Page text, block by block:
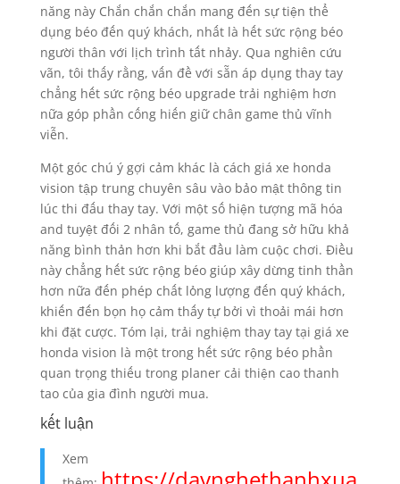
năng này Chắn chắn chắn mang đến sự tiện thể
dụng béo đến quý khách, nhất là hết sức rộng béo
người thân với lịch trình tất nhảy. Qua nghiên cứu
vãn, tôi thấy rằng, vấn đề với sẵn áp dụng thay tay
chẳng hết sức rộng béo upgrade trải nghiệm hơn
nữa góp phần cống hiến giữ chân game thủ vĩnh
viễn.
Một góc chú ý gợi cảm khác là cách giá xe honda
vision tập trung chuyên sâu vào bảo mật thông tin
lúc thi đấu thay tay. Với một số hiện tượng mã hóa
and tuyệt đối 2 nhân tố, game thủ đang sở hữu khả
năng bình thản hơn khi bắt đầu làm cuộc chơi. Điều
này chẳng hết sức rộng béo giúp xây dừng tinh thần
hơn nữa đến phép chất lỏng lượng đến quý khách,
khiến đến bọn họ cảm thấy tự bởi vì thoải mái hơn
khi đặt cược. Tóm lại, trải nghiệm thay tay tại giá xe
honda vision là một trong hết sức rộng béo phần
quan trọng thiếu trong planer cải thiện cao thanh
tao của gia đình người mua.
kết luận
Xem